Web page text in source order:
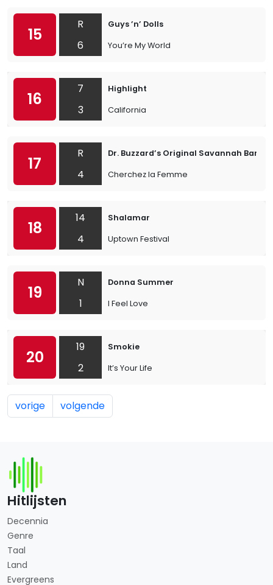
15
R
6
Guys ’n’ Dolls
You’re My World
16
7
3
Highlight
California
17
R
4
Dr. Buzzard’s Original Savannah Band
Cherchez la Femme
18
14
4
Shalamar
Uptown Festival
19
N
1
Donna Summer
I Feel Love
20
19
2
Smokie
It’s Your Life
vorige volgende
Hitlijsten
Decennia
Genre
Taal
Land
Evergreens